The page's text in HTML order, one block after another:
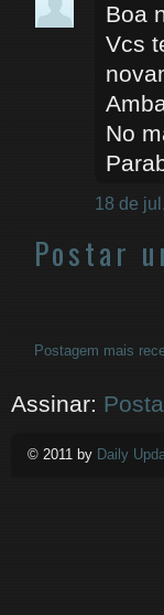
Boa
Vcs
No
18 de
Postar
Postagem mais
Assinar:
© 2011 by Daily